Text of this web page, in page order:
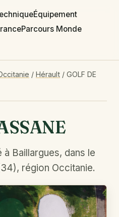
Équipement
Parcours Monde
/ Hérault / GOLF DE
Baillargues, dans le
région Occitanie.